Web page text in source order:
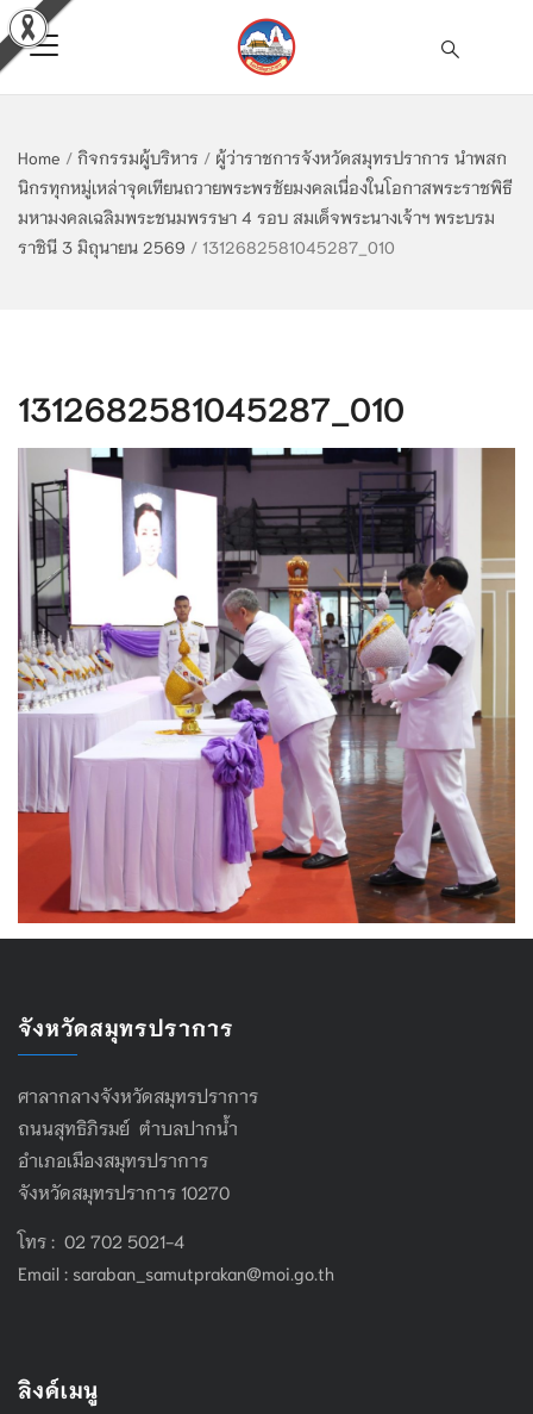
Home / กิจกรรมผู้บริหาร / ผู้ว่าราชการจังหวัดสมุทรปราการ นำพสก
นิกรทุกหมู่เหล่าจุดเทียนถวายพระพรชัยมงคลเนื่องในโอกาสพระราชพิธี
มหามงคลเฉลิมพระชนมพรรษา 4 รอบ สมเด็จพระนางเจ้าฯ พระบรม
ราชินี 3 มิถุนายน 2569 / 1312682581045287_010
1312682581045287_010
จังหวัดสมุทรปราการ
ศาลากลางจังหวัดสมุทรปราการ
ถนนสุทธิภิรมย์ ตำบลปากน้ำ
อำเภอเมืองสมุทรปราการ
จังหวัดสมุทรปราการ 10270
โทร : 02 702 5021-4
Email : saraban_samutprakan@moi.go.th
ลิงค์เมนู